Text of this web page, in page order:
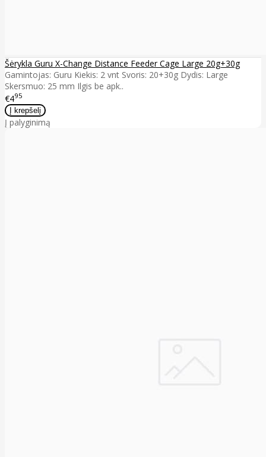
Šėrykla Guru X-Change Distance Feeder Cage Large 20g+30g
Gamintojas: Guru Kiekis: 2 vnt Svoris: 20+30g Dydis: Large
Skersmuo: 25 mm Ilgis be apk..
€495
Į palyginimą